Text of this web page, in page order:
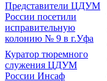
Представители ЦДУМ
России посетили
исправительную
колонию № 9 в г.Уфа
Куратор тюремного
служения ЦДУМ
России Инсаф